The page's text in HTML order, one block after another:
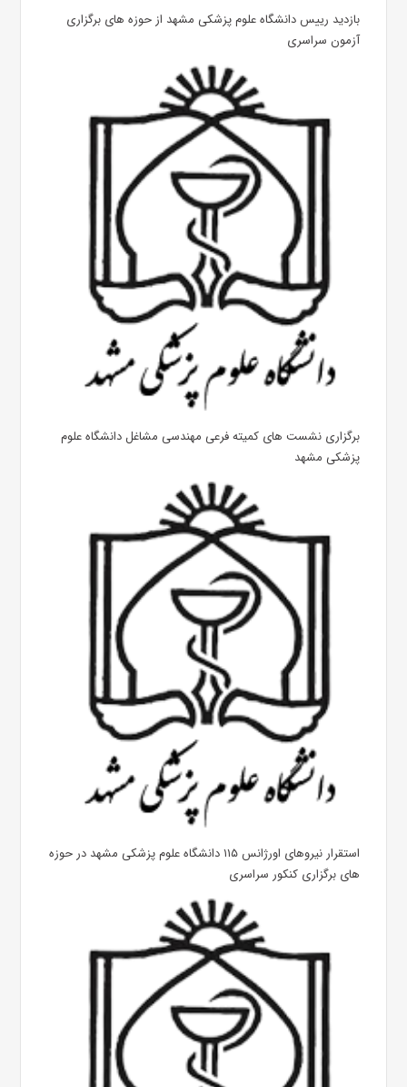
بازدید رییس دانشگاه علوم پزشکی مشهد از حوزه های برگزاری
آزمون سراسری
برگزاری نشست های کمیته فرعی مهندسی مشاغل دانشگاه علوم
پزشکی مشهد
استقرار نیروهای اورژانس ۱۱۵ دانشگاه علوم پزشکی مشهد در حوزه
های برگزاری کنکور سراسری